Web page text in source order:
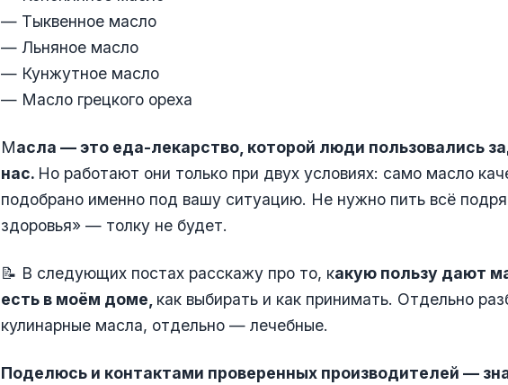
— Тыквенное масло
— Льняное масло
— Кунжутное масло
— Масло грецкого ореха
Масла — это еда-лекарство, которой люди пользовались
нас. Но работают они только при двух условиях: само масло
подобрано именно под вашу ситуацию. Не нужно пить всё
здоровья» — толку не будет.
📝 В следующих постах расскажу про то, какую пользу дают
есть в моём доме, как выбирать и как принимать. Отдельно
кулинарные масла, отдельно — лечебные.
Поделюсь и контактами проверенных производителей —